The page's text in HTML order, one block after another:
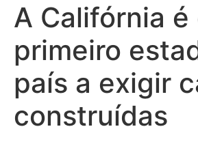
A Califórnia é
primeiro
país a exigir
construídas